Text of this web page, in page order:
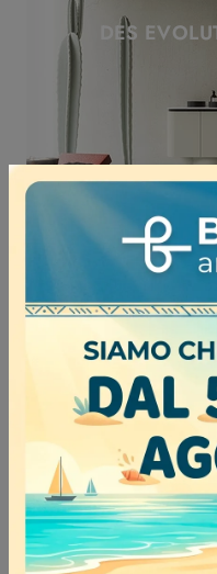
DES
DES